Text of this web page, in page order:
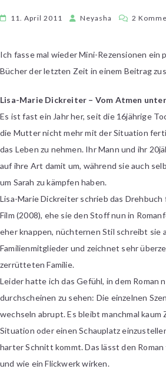
11. April 2011 Neyasha 2
Ich fasse mal wieder Mini-Rezensionen ein
Bücher der letzten Zeit in einem Beitrag
Lisa-Marie Dickreiter – Vom Atmen
Es ist fast ein Jahr her, seit die 16jährige
die Mutter nicht mehr mit der Situation
das Leben zu nehmen. Ihr Mann und ihr
auf ihre Art damit um, während sie auch
um Sarah zu kämpfen haben.
Lisa-Marie Dickreiter schrieb das Drehbuch
Film (2008), ehe sie den Stoff nun in
eher knappen, nüchternen Stil schreibt sie
Familienmitglieder und zeichnet sehr
zerrütteten Familie.
Leider hatte ich das Gefühl, in dem Roman
durchscheinen zu sehen: Die einzelnen
wechseln abrupt. Es bleibt manchmal kaum
Situation oder einen Schauplatz
harter Schnitt kommt. Das lässt den
und wie ein Flickwerk wirken.